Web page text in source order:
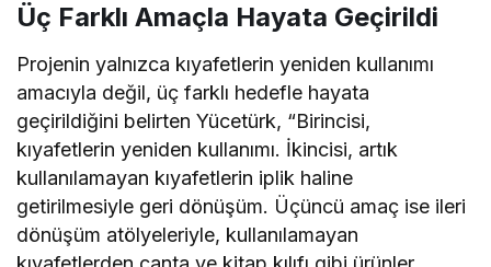
Üç Farklı Amaçla Hayata Geçirildi
Projenin yalnızca kıyafetlerin yeniden kullanımı
amacıyla değil, üç farklı hedefle hayata
geçirildiğini belirten Yücetürk, “Birincisi,
kıyafetlerin yeniden kullanımı. İkincisi, artık
kullanılamayan kıyafetlerin iplik haline
getirilmesiyle geri dönüşüm. Üçüncü amaç ise ileri
dönüşüm atölyeleriyle, kullanılamayan